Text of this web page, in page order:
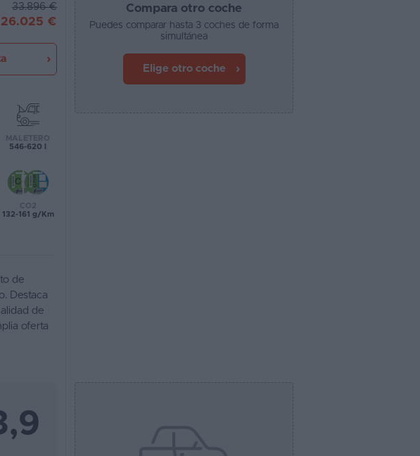
33.896 €
26.025 €
MALETERO
546-620 l
CO2
132-161 g/Km
Compara otro coche
Puedes comparar hasta 3 coches de forma
simultánea
Elige otro coche
de
Destaca
de
oferta